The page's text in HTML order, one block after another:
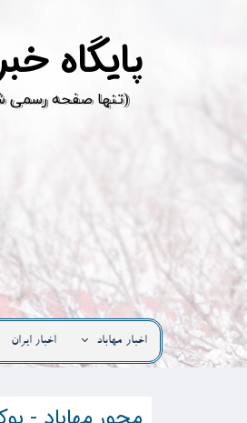
پ
​(تنها صفحه رسمی
اخبار مهاباد اخبار ایران